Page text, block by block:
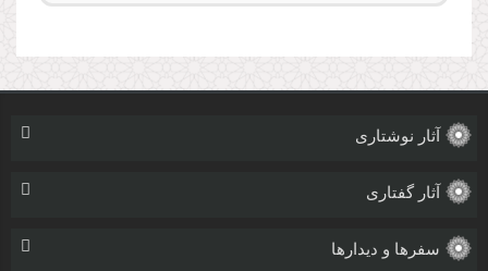
آثار نوشتاری
آثار گفتاری
سفرها و دیدارها